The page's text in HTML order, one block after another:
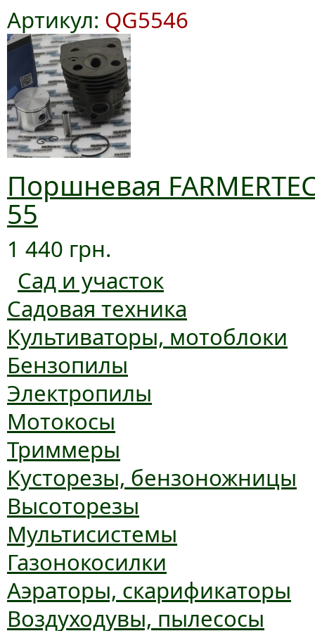
Артикул: QG5546
Поршневая
55
1 440 грн.
Сад и участок
Садовая техника
Культиваторы, мотоблоки
Бензопилы
Электропилы
Мотокосы
Триммеры
Кусторезы, бензоножницы
Высоторезы
Мультисистемы
Газонокосилки
Аэраторы, скарификаторы
Воздуходувы, пылесосы